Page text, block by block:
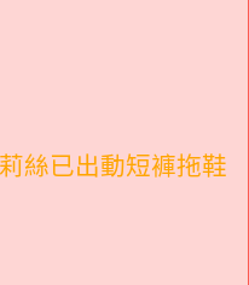
絲已出動短褲拖鞋